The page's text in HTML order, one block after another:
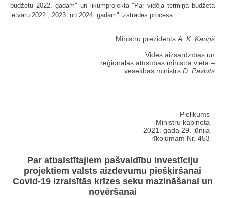
budžetu 2022. gadam" un likumprojekta "Par vidēja termiņa budžeta
ietvaru 2022., 2023. un 2024. gadam" izstrādes procesā.
Ministru prezidents A. K. Kariņš
Vides aizsardzības un
reģionālās attīstības ministra vietā –
veselības ministrs D. Pavļuts
Pielikums
Ministru kabineta
2021. gada 29. jūnija
rīkojumam Nr. 453
Par atbalstītajiem pašvaldību investīciju
projektiem valsts aizdevumu piešķiršanai
Covid-19 izraisītās krīzes seku mazināšanai un
novēršanai